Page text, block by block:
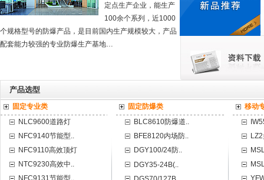
海洋王防爆配电箱必一定要防水吗？不防水行吗？
定点生产企业，能生产
100余个系列，近1000
个规格型号的防爆产品，是目前国内生产规模较大，产品
配套能力较强的专业防爆生产基地…
产品选型
固定专业类
NLC9600道路灯
NFC9140节能型..
NFC9110高效顶灯
NTC9230高效中..
NFC9131节能型..
固定防爆类
BLC8610防爆道..
BFE8120内场防..
DGY100/24防..
DGY35-24B(..
移动